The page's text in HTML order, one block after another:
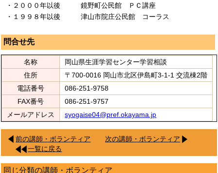
・２０００年以後 鏡野町公民館 ＰＣ講座
・１９９８年以後 津山市院庄公民館 コーラス
問合せ先
名称
岡山県生涯学習センター学習相談
住所
〒700-0016 岡山市北区伊島町3-1-1 交流棟2階
電話番号
086-251-9758
FAX番号
086-251-9757
メールアドレス
syogaise04@pref.okayama.jp
前の講師・ボランティア
次の講師・ボランティア
一覧に戻る
同じ分類の講師・ボランティア